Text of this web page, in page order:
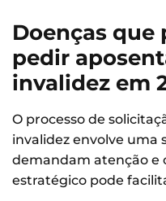
Doenças que
pedir
invalidez em
O processo de
invalidez envolve uma
demandam atenção e
estratégico pode